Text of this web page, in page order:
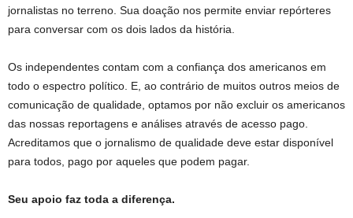
jornalistas no terreno. Sua doação nos permite enviar repórteres
para conversar com os dois lados da história.
Os independentes contam com a confiança dos americanos em
todo o espectro político. E, ao contrário de muitos outros meios de
comunicação de qualidade, optamos por não excluir os americanos
das nossas reportagens e análises através de acesso pago.
Acreditamos que o jornalismo de qualidade deve estar disponível
para todos, pago por aqueles que podem pagar.
Seu apoio faz toda a diferença.